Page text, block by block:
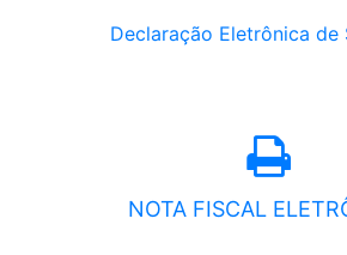
Declaração Eletrônica de
NOTA FISCAL